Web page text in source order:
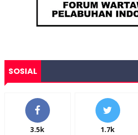
SOSIAL
3.5k 1.7k